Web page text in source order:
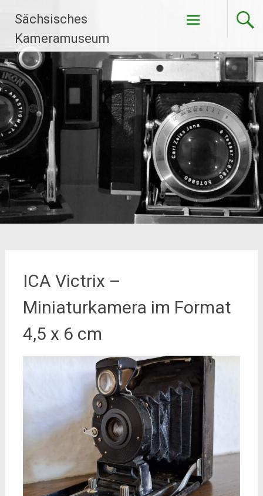
Inhalt
springen
Sächsisches
Kameramuseum
ICA Victrix –
Miniaturkamera im Format
4,5 x 6 cm